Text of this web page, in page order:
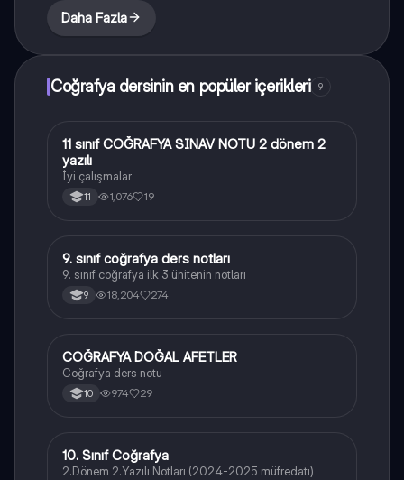
Daha Fazla
Coğrafya dersinin en popüler içerikleri 9
Coğrafya
11 sınıf COĞRAFYA SINAV NOTU 2 dönem 2
yazılı
İyi çalışmalar
11 1,076 19
Coğrafya
9. sınıf coğrafya ders notları
9. sınıf coğrafya ilk 3 ünitenin notları
9 18,204 274
Coğrafya
COĞRAFYA DOĞAL AFETLER
Coğrafya ders notu
10 974 29
Coğrafya
10. Sınıf Coğrafya
2.Dönem 2.Yazılı Notları (2024-2025 müfredatı)